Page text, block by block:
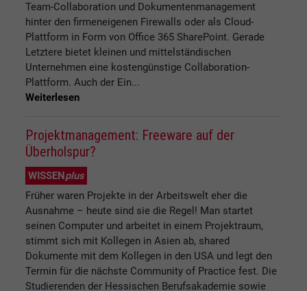
Team-Collaboration und Dokumentenmanagement
hinter den firmeneigenen Firewalls oder als Cloud-
Plattform in Form von Office 365 SharePoint. Gerade
Letztere bietet kleinen und mittelständischen
Unternehmen eine kostengünstige Collaboration-
Plattform. Auch der Ein...
Weiterlesen
Projektmanagement: Freeware auf der
Überholspur?
WISSENplus
Früher waren Projekte in der Arbeitswelt eher die
Ausnahme – heute sind sie die Regel! Man startet
seinen Computer und arbeitet in einem Projektraum,
stimmt sich mit Kollegen in Asien ab, shared
Dokumente mit dem Kollegen in den USA und legt den
Termin für die nächste Community of Practice fest. Die
Studierenden der Hessischen Berufsakademie sowie